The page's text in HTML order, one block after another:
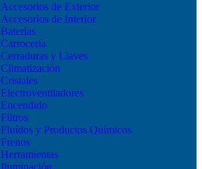
Accesorios de Exterior
Accesorios de Interior
Baterías
Carrocería
Cerraduras y Llaves
Climatización
Cristales
Electroventiladores
Encendido
Filtros
Fluídos y Productos Químicos
Frenos
Herramientas
Iluminación